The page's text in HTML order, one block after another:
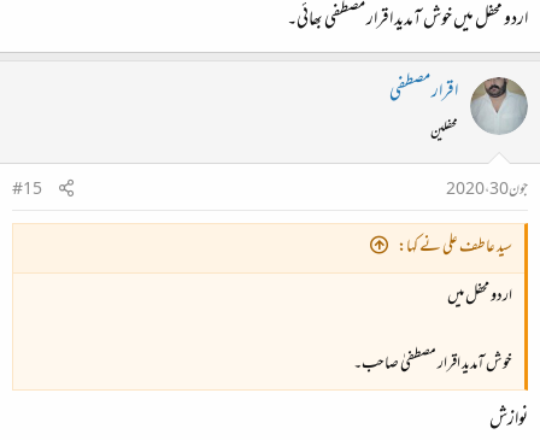
اردو محفل میں خوش آمدید اقرار مصطفی بھائی۔
اقرار مصطفی
محفلین
جون 30، 2020
#15
سید عاطف علی نے کہا:
اردو محفل میں
خوش آمدید اقرار مصطفیٰ صاحب۔
نوازش